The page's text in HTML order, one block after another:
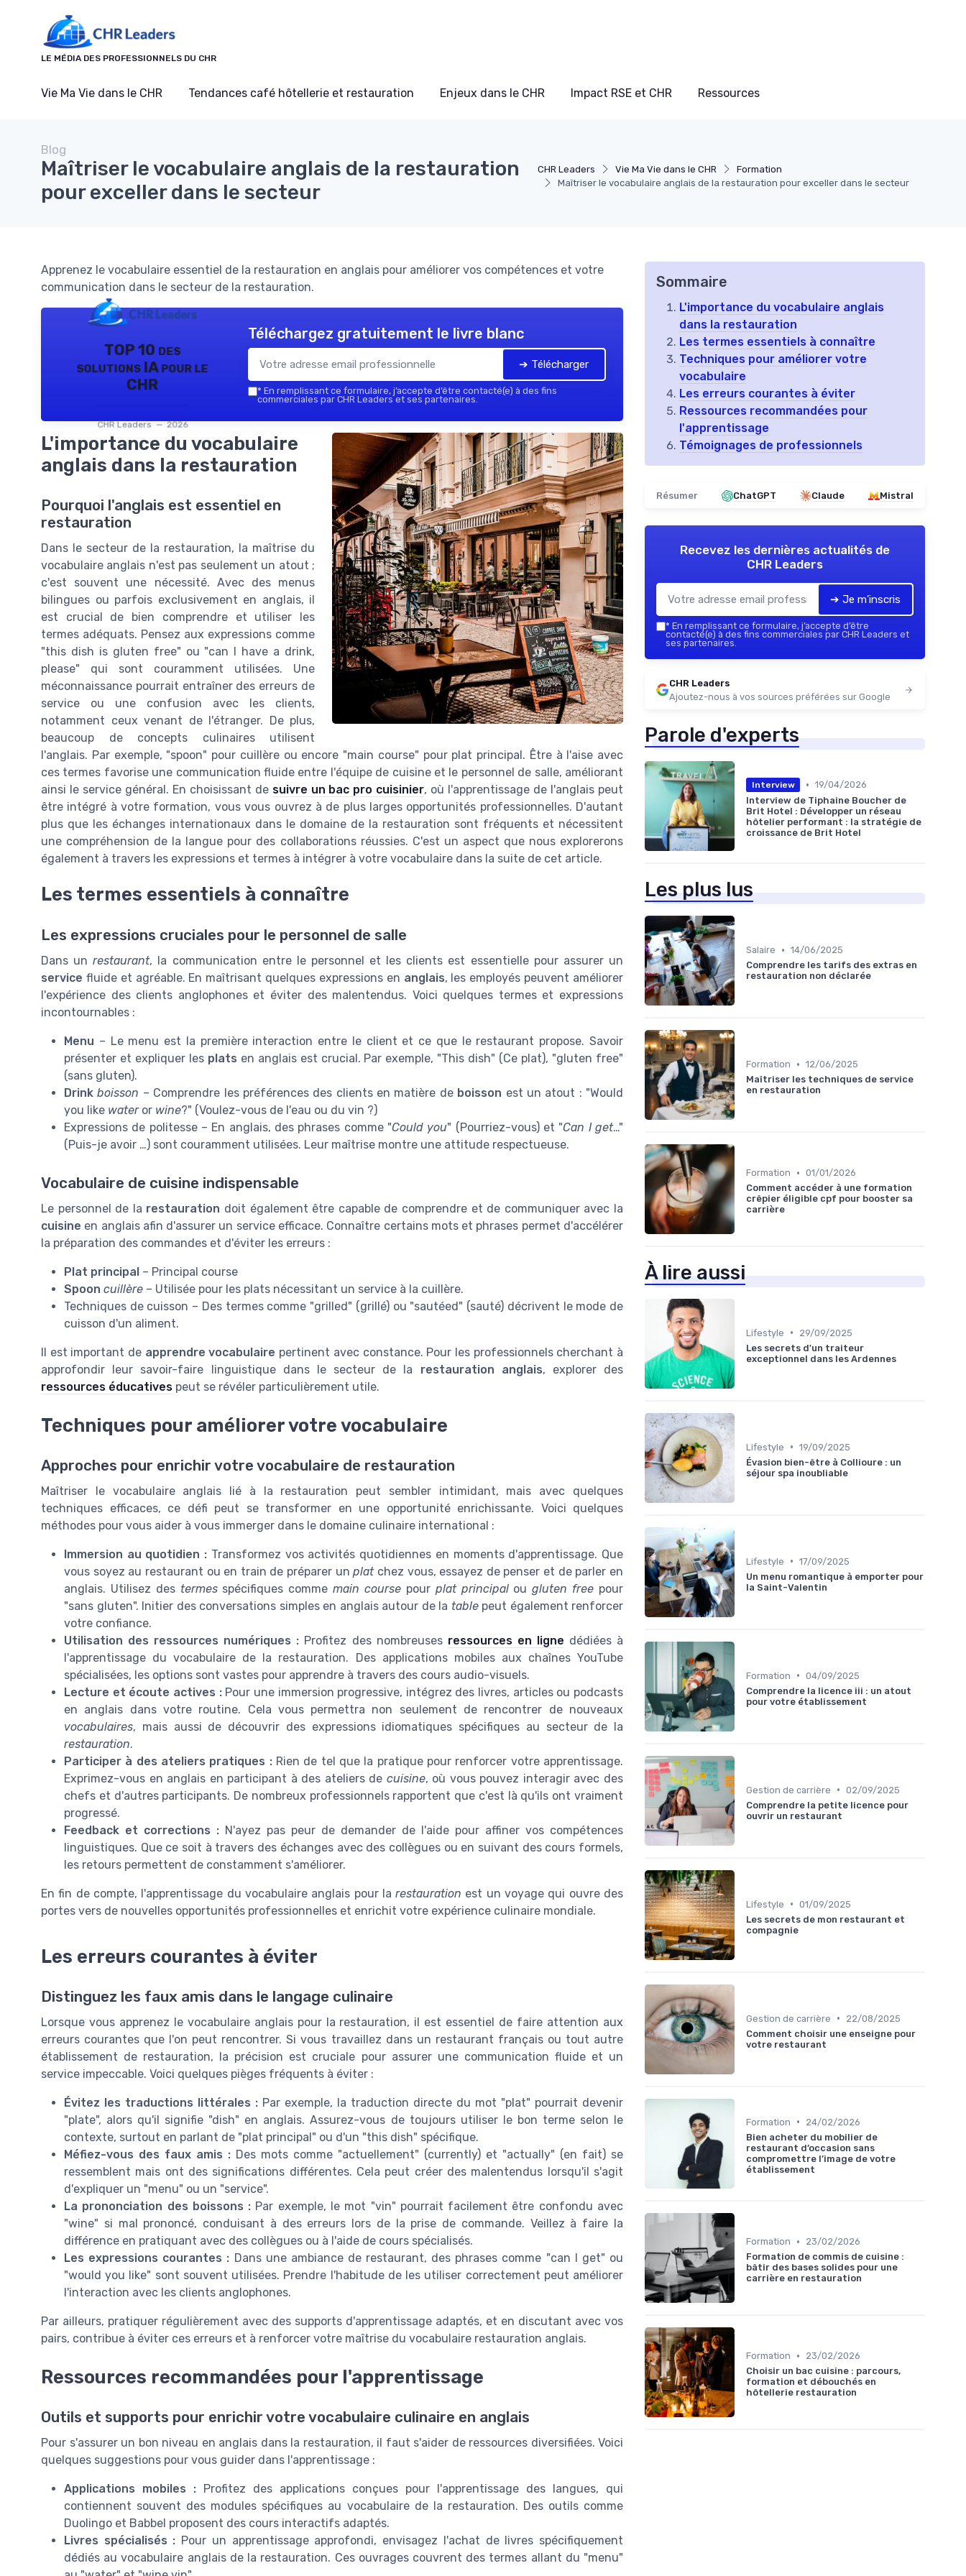
LE MÉDIA DES PROFESSIONNELS DU CHR
Vie Ma Vie dans le CHR Tendances café hôtellerie et restauration Enjeux dans le CHR Impact RSE et CHR Ressources
CHR Leaders Vie Ma Vie dans le CHR
Formation
Maîtriser le vocabulaire anglais de la restauration pour exceller dans le secteur
Blog
Maîtriser le vocabulaire anglais de la restauration
pour exceller dans le secteur
Apprenez le vocabulaire essentiel de la restauration en anglais pour améliorer vos compétences et votre
communication dans le secteur de la restauration.
TOP 10 des
solutions IA pour le
CHR
CHR Leaders — 2026
Téléchargez gratuitement le livre blanc
➔ Télécharger
* En remplissant ce formulaire, j’accepte d’être contacté(e) à des fins
commerciales par CHR Leaders et ses partenaires.
L'importance du vocabulaire
anglais dans la restauration
Pourquoi l'anglais est essentiel en
restauration
Dans le secteur de la restauration, la maîtrise du
vocabulaire anglais n'est pas seulement un atout ;
c'est souvent une nécessité. Avec des menus
bilingues ou parfois exclusivement en anglais, il
est crucial de bien comprendre et utiliser les
termes adéquats. Pensez aux expressions comme
"this dish is gluten free" ou "can I have a drink,
please" qui sont couramment utilisées. Une
méconnaissance pourrait entraîner des erreurs de
service ou une confusion avec les clients,
notamment ceux venant de l'étranger. De plus,
beaucoup de concepts culinaires utilisent
l'anglais. Par exemple, "spoon" pour cuillère ou encore "main course" pour plat principal. Être à l'aise avec
ces termes favorise une communication fluide entre l'équipe de cuisine et le personnel de salle, améliorant
ainsi le service général. En choisissant de suivre un bac pro cuisinier, où l'apprentissage de l'anglais peut
être intégré à votre formation, vous vous ouvrez à de plus larges opportunités professionnelles. D'autant
plus que les échanges internationaux dans le domaine de la restauration sont fréquents et nécessitent
une compréhension de la langue pour des collaborations réussies. C'est un aspect que nous explorerons
également à travers les expressions et termes à intégrer à votre vocabulaire dans la suite de cet article.
Les termes essentiels à connaître
Les expressions cruciales pour le personnel de salle
Dans unrestaurant, la communication entre le personnel et les clients est essentielle pour assurer un
service fluide et agréable. En maîtrisant quelques expressions en anglais, les employés peuvent améliorer
l'expérience des clients anglophones et éviter des malentendus. Voici quelques termes et expressions
incontournables :
Menu – Le menu est la première interaction entre le client et ce que le restaurant propose. Savoir
présenter et expliquer les plats en anglais est crucial. Par exemple, "This dish" (Ce plat), "gluten free"
(sans gluten).
Drink boisson – Comprendre les préférences des clients en matière de boisson est un atout : "Would
you like wateror wine?" (Voulez-vous de l'eau ou du vin ?)
Expressions de politesse – En anglais, des phrases comme "Could you" (Pourriez-vous) et "Can I get…"
(Puis-je avoir …) sont couramment utilisées. Leur maîtrise montre une attitude respectueuse.
Vocabulaire de cuisine indispensable
Le personnel de la restauration doit également être capable de comprendre et de communiquer avec la
cuisine en anglais afin d'assurer un service efficace. Connaître certains mots et phrases permet d'accélérer
la préparation des commandes et d'éviter les erreurs :
Plat principal – Principal course
Spoon cuillère – Utilisée pour les plats nécessitant un service à la cuillère.
Techniques de cuisson – Des termes comme "grilled" (grillé) ou "sautéed" (sauté) décrivent le mode de
cuisson d'un aliment.
Il est important de apprendre vocabulaire pertinent avec constance. Pour les professionnels cherchant à
approfondir leur savoir-faire linguistique dans le secteur de la restauration anglais, explorer des
ressources éducatives peut se révéler particulièrement utile.
Techniques pour améliorer votre vocabulaire
Approches pour enrichir votre vocabulaire de restauration
Maîtriser le vocabulaire anglais lié à la restauration peut sembler intimidant, mais avec quelques
techniques efficaces, ce défi peut se transformer en une opportunité enrichissante. Voici quelques
méthodes pour vous aider à vous immerger dans le domaine culinaire international :
Immersion au quotidien : Transformez vos activités quotidiennes en moments d'apprentissage. Que
vous soyez au restaurant ou en train de préparer unplatchez vous, essayez de penser et de parler en
anglais. Utilisez des termesspécifiques commemain course pour plat principalougluten free pour
"sans gluten". Initier des conversations simples en anglais autour de la tablepeut également renforcer
votre confiance.
Utilisation des ressources numériques : Profitez des nombreuses ressources en ligne dédiées à
l'apprentissage du vocabulaire de la restauration. Des applications mobiles aux chaînes YouTube
spécialisées, les options sont vastes pour apprendre à travers des cours audio-visuels.
Lecture et écoute actives :Pour une immersion progressive, intégrez des livres, articles ou podcasts
en anglais dans votre routine. Cela vous permettra non seulement de rencontrer de nouveaux
vocabulaires, mais aussi de découvrir des expressions idiomatiques spécifiques au secteur de la
restauration.
Participer à des ateliers pratiques :Rien de tel que la pratique pour renforcer votre apprentissage.
Exprimez-vous en anglais en participant à des ateliers de cuisine, où vous pouvez interagir avec des
chefs et d'autres participants. De nombreux professionnels rapportent que c'est là qu'ils ont vraiment
progressé.
Feedback et corrections : N'ayez pas peur de demander de l'aide pour affiner vos compétences
linguistiques. Que ce soit à travers des échanges avec des collègues ou en suivant des cours formels,
les retours permettent de constamment s'améliorer.
En fin de compte, l'apprentissage du vocabulaire anglais pour larestauration est un voyage qui ouvre des
portes vers de nouvelles opportunités professionnelles et enrichit votre expérience culinaire mondiale.
Les erreurs courantes à éviter
Distinguez les faux amis dans le langage culinaire
Lorsque vous apprenez le vocabulaire anglais pour la restauration, il est essentiel de faire attention aux
erreurs courantes que l'on peut rencontrer. Si vous travaillez dans un restaurant français ou tout autre
établissement de restauration, la précision est cruciale pour assurer une communication fluide et un
service impeccable. Voici quelques pièges fréquents à éviter :
Évitez les traductions littérales : Par exemple, la traduction directe du mot "plat" pourrait devenir
"plate", alors qu'il signifie "dish" en anglais. Assurez-vous de toujours utiliser le bon terme selon le
contexte, surtout en parlant de "plat principal" ou d'un "this dish" spécifique.
Méfiez-vous des faux amis : Des mots comme "actuellement" (currently) et "actually" (en fait) se
ressemblent mais ont des significations différentes. Cela peut créer des malentendus lorsqu'il s'agit
d'expliquer un "menu" ou un "service".
La prononciation des boissons : Par exemple, le mot "vin" pourrait facilement être confondu avec
"wine" si mal prononcé, conduisant à des erreurs lors de la prise de commande. Veillez à faire la
différence en pratiquant avec des collègues ou à l'aide de cours spécialisés.
Les expressions courantes : Dans une ambiance de restaurant, des phrases comme "can I get" ou
"would you like" sont souvent utilisées. Prendre l'habitude de les utiliser correctement peut améliorer
l'interaction avec les clients anglophones.
Par ailleurs, pratiquer régulièrement avec des supports d'apprentissage adaptés, et en discutant avec vos
pairs, contribue à éviter ces erreurs et à renforcer votre maîtrise du vocabulaire restauration anglais.
Ressources recommandées pour l'apprentissage
Outils et supports pour enrichir votre vocabulaire culinaire en anglais
Pour s'assurer un bon niveau en anglais dans la restauration, il faut s'aider de ressources diversifiées. Voici
quelques suggestions pour vous guider dans l'apprentissage :
Applications mobiles : Profitez des applications conçues pour l'apprentissage des langues, qui
contiennent souvent des modules spécifiques au vocabulaire de la restauration. Des outils comme
Duolingo et Babbel proposent des cours interactifs adaptés.
Livres spécialisés : Pour un apprentissage approfondi, envisagez l'achat de livres spécifiquement
dédiés au vocabulaire anglais de la restauration. Ces ouvrages couvrent des termes allant du "menu"
Sommaire
L'importance du vocabulaire anglais
dans la restauration
Les termes essentiels à connaître
Techniques pour améliorer votre
vocabulaire
Les erreurs courantes à éviter
Ressources recommandées pour
l'apprentissage
Témoignages de professionnels
Résumer ChatGPT Claude Mistral
Recevez les dernières actualités de
CHR Leaders
➔ Je m'inscris
* En remplissant ce formulaire, j’accepte d’être
contacté(e) à des fins commerciales par CHR Leaders et
ses partenaires.
CHR Leaders
Ajoutez-nous à vos sources préférées sur Google
Parole d'experts
Interview • 19/04/2026
Interview de Tiphaine Boucher de
Brit Hotel : Développer un réseau
hôtelier performant : la stratégie de
croissance de Brit Hotel
Les plus lus
Salaire • 14/06/2025
Comprendre les tarifs des extras en
restauration non déclarée
Formation • 12/06/2025
Maîtriser les techniques de service
en restauration
Formation • 01/01/2026
Comment accéder à une formation
crêpier éligible cpf pour booster sa
carrière
À lire aussi
Lifestyle •
29/09/2025
Les secrets d'un traiteur
exceptionnel dans les Ardennes
Lifestyle • 19/09/2025
Évasion bien-être à Collioure : un
séjour spa inoubliable
Lifestyle • 17/09/2025
Un menu romantique à emporter pour
la Saint-Valentin
Formation • 04/09/2025
Comprendre la licence iii : un atout
pour votre établissement
Gestion de carrière • 02/09/2025
Comprendre la petite licence pour
ouvrir un restaurant
Lifestyle • 01/09/2025
Les secrets de mon restaurant et
compagnie
Gestion de carrière •
22/08/2025
Comment choisir une enseigne pour
votre restaurant
Formation •
24/02/2026
Bien acheter du mobilier de
restaurant d’occasion sans
compromettre l’image de votre
établissement
Formation •
23/02/2026
Formation de commis de cuisine :
bâtir des bases solides pour une
carrière en restauration
Formation •
23/02/2026
Choisir un bac cuisine : parcours,
formation et débouchés en
hôtellerie restauration